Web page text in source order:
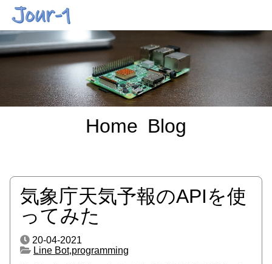
Home Blog
気象庁天気予報のAPIを使
ってみた
20-04-2021
Line Bot,programming